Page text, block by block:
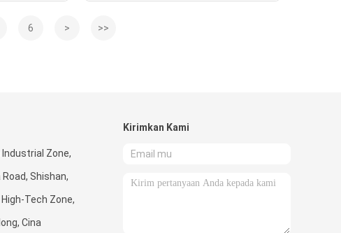
6 > >>
Industrial Zone,
Road, Shishan,
High-Tech Zone,
Cina
Kirimkan Kami